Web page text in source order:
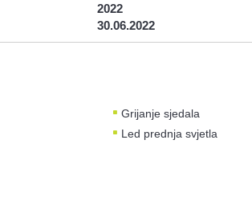
2022
30.06.2022
Grijanje sjedala
Led prednja svjetla